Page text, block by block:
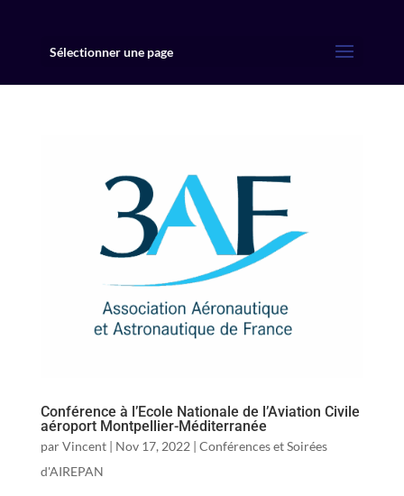
Sélectionner une page
Conférence à l’Ecole Nationale de l’Aviation Civile
aéroport Montpellier-Méditerranée
parVincent| Nov 17, 2022 | Conférences et Soirées
d'AIREPAN